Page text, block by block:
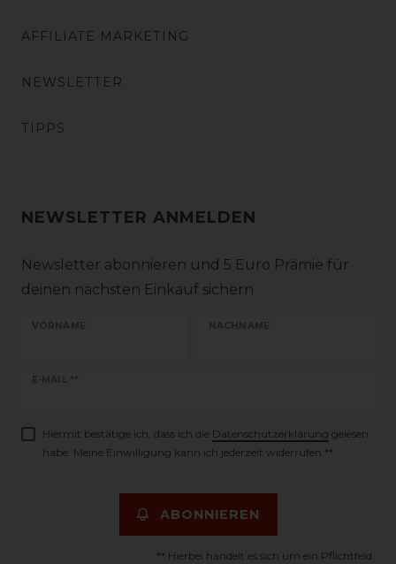
AFFILIATE MARKETING
NEWSLETTER
TIPPS
NEWSLETTER ANMELDEN
Newsletter abonnieren und 5 Euro Prämie für
deinen nächsten Einkauf sichern
VORNAME NACHNAME
E-MAIL **
Newsletter
Hiermit bestätige ich, dass ich die Daten­schutz­erklärung gelesen
habe. Meine Einwilligung kann ich jederzeit widerrufen.**
ABONNIEREN
** Hierbei handelt es sich um ein Pflichtfeld.